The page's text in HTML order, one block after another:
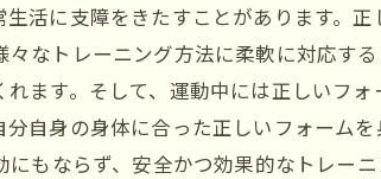
活に支障をきたすことがあります。
なトレーニング方法に柔軟に対応す
ます。そして、運動中には正しいフ
自身の身体に合った正しいフォーム
もならず、安全かつ効果的なトレー